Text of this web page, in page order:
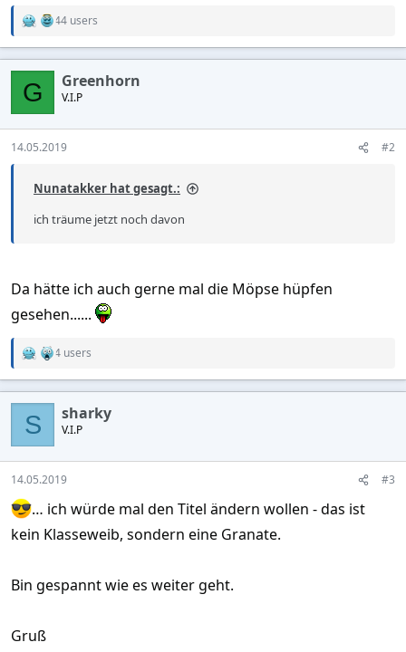
R
a
c
o
n
s
44 users
G Greenhorn
V.I.P
14.05.2019 #2
Nunatakker hat gesagt.:
ich träume jetzt noch davon
Da hätte ich auch gerne mal die Möpse hüpfen
gesehen......
R
a
c
o
n
s
4 users
S sharky
V.I.P
14.05.2019 #3
… ich würde mal den Titel ändern wollen - das ist
kein Klasseweib, sondern eine Granate.
Bin gespannt wie es weiter geht.
Gruß